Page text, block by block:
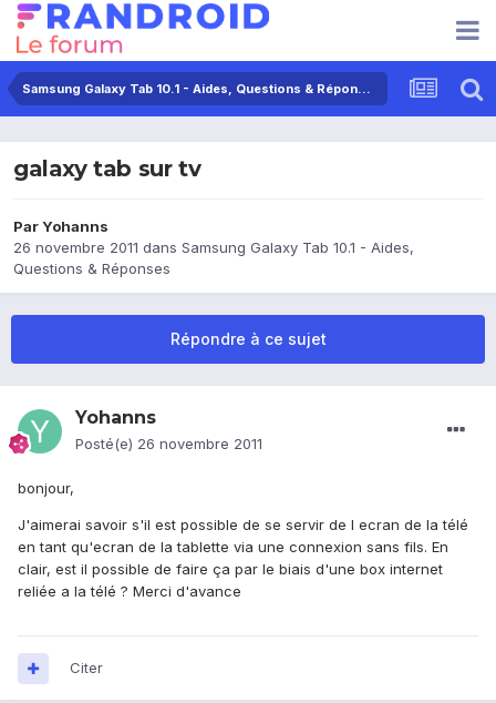
Samsung Galaxy Tab 10.1 - Aides, Questions & Réponses
galaxy tab sur tv
ParYohanns
26 novembre 2011 dans Samsung Galaxy Tab 10.1 - Aides,
Questions & Réponses
Répondre à ce sujet
Yohanns
Posté(e) 26 novembre 2011
bonjour,
J'aimerai savoir s'il est possible de se servir de l ecran de la télé
en tant qu'ecran de la tablette via une connexion sans fils. En
clair, est il possible de faire ça par le biais d'une box internet
reliée a la télé ? Merci d'avance
Citer